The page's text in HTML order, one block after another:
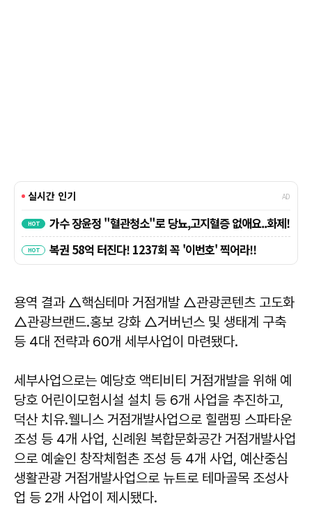
용역 결과 △핵심테마 거점개발 △관광콘텐츠 고도화
△관광브랜드․홍보 강화 △거버넌스 및 생태계 구축
등 4대 전략과 60개 세부사업이 마련됐다.
세부사업으로는 예당호 액티비티 거점개발을 위해 예
당호 어린이모험시설 설치 등 6개 사업을 추진하고,
덕산 치유․웰니스 거점개발사업으로 힐램핑 스파타운
조성 등 4개 사업, 신례원 복합문화공간 거점개발사업
으로 예술인 창작체험촌 조성 등 4개 사업, 예산중심
생활관광 거점개발사업으로 뉴트로 테마골목 조성사
업 등 2개 사업이 제시됐다.